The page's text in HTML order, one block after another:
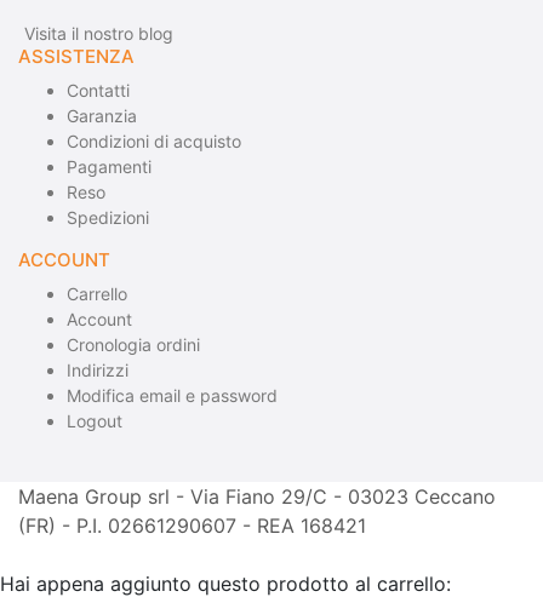
Visita il nostro blog
ASSISTENZA
Contatti
Garanzia
Condizioni di acquisto
Pagamenti
Reso
Spedizioni
ACCOUNT
Carrello
Account
Cronologia ordini
Indirizzi
Modifica email e password
Logout
Maena Group srl - Via Fiano 29/C - 03023 Ceccano
(FR) - P.I. 02661290607 - REA 168421
Hai appena aggiunto questo prodotto al carrello: